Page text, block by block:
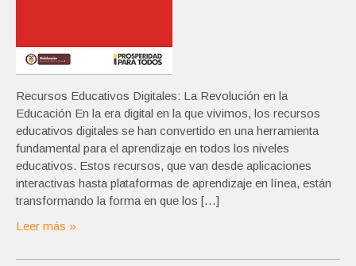
Recursos Educativos Digitales: La Revolución en la
Educación En la era digital en la que vivimos, los recursos
educativos digitales se han convertido en una herramienta
fundamental para el aprendizaje en todos los niveles
educativos. Estos recursos, que van desde aplicaciones
interactivas hasta plataformas de aprendizaje en línea, están
transformando la forma en que los […]
Leer más »